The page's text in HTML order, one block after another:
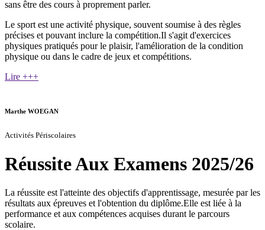
sans être des cours à proprement parler.
Le sport est une activité physique, souvent soumise à des règles
précises et pouvant inclure la compétition.Il s'agit d'exercices
physiques pratiqués pour le plaisir, l'amélioration de la condition
physique ou dans le cadre de jeux et compétitions.
Lire +++
Marthe WOEGAN
Activités Périscolaires
Réussite Aux Examens 2025/26
La réussite est l'atteinte des objectifs d'apprentissage, mesurée par les
résultats aux épreuves et l'obtention du diplôme.Elle est liée à la
performance et aux compétences acquises durant le parcours
scolaire.